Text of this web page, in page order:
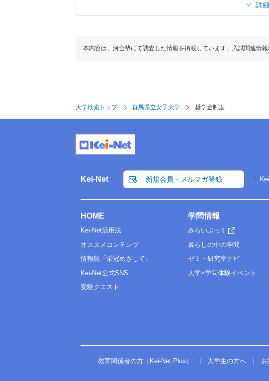
詳
本内容は、河合塾にて調査した情報を掲載しています。入試関連情
大学検索トップ 群馬県立女子大学 奨学金制度
Kei-Net 新規会員・メルマガ登録
HOME
Kei-Net活用法
オススメコンテンツ
情報誌「栄冠めざして」
Kei-Net公式SNS
受験クエスト
学問情報
みらいぶっく
暮らしの中の学問
ゼミ・研究室ナビ
大学×学問体験イベント
教育関係者の方（Kei-Net Plus） 大学生の方へ